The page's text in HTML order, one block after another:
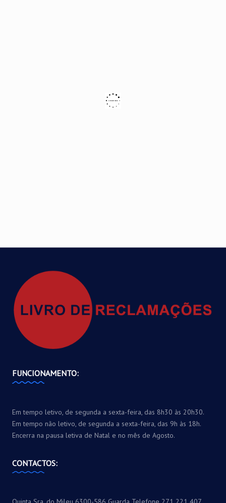
FUNCIONAMENTO:
Em tempo letivo, de segunda a sexta-feira, das 8h30 às 20h30.
Em tempo não letivo, de segunda a sexta-feira, das 9h às 18h.
Encerra na pausa letiva de Natal e no mês de Agosto.
CONTACTOS: